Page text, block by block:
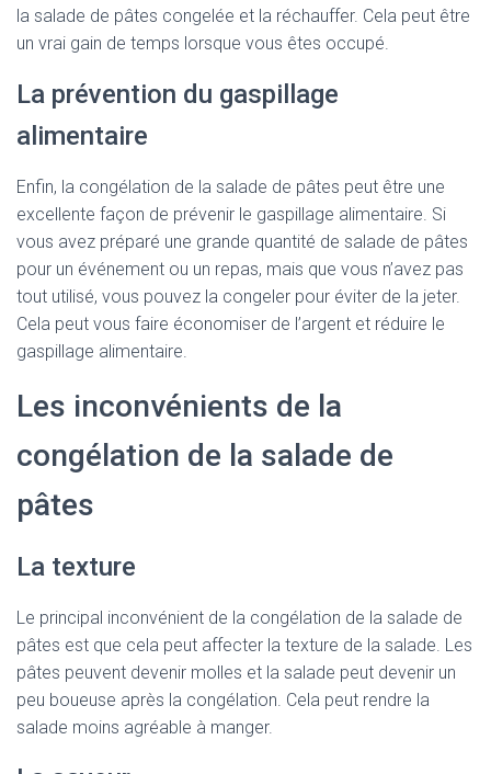
la salade de pâtes congelée et la réchauffer. Cela peut être
un vrai gain de temps lorsque vous êtes occupé.
La prévention du gaspillage
alimentaire
Enfin, la congélation de la salade de pâtes peut être une
excellente façon de prévenir le gaspillage alimentaire. Si
vous avez préparé une grande quantité de salade de pâtes
pour un événement ou un repas, mais que vous n’avez pas
tout utilisé, vous pouvez la congeler pour éviter de la jeter.
Cela peut vous faire économiser de l’argent et réduire le
gaspillage alimentaire.
Les inconvénients de la
congélation de la salade de
pâtes
La texture
Le principal inconvénient de la congélation de la salade de
pâtes est que cela peut affecter la texture de la salade. Les
pâtes peuvent devenir molles et la salade peut devenir un
peu boueuse après la congélation. Cela peut rendre la
salade moins agréable à manger.